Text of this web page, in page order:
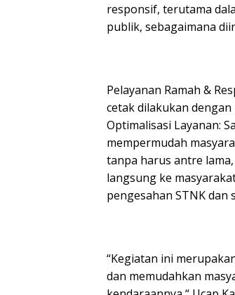
responsif, terutama
publik, sebagaimana
Pelayanan Ramah &
cetak dilakukan
Optimalisasi Layanan:
mempermudah
tanpa harus antre
langsung ke
pengesahan STNK
“Kegiatan ini
dan memudahkan